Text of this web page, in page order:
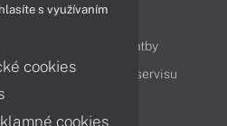
Obsah
Možnosti doručenia a platby
služby Cenník servisu
s využívaním
cookies
cookies